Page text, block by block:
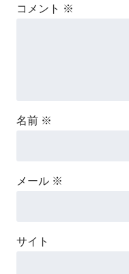
コメント ※
名前 ※
メール ※
サイト